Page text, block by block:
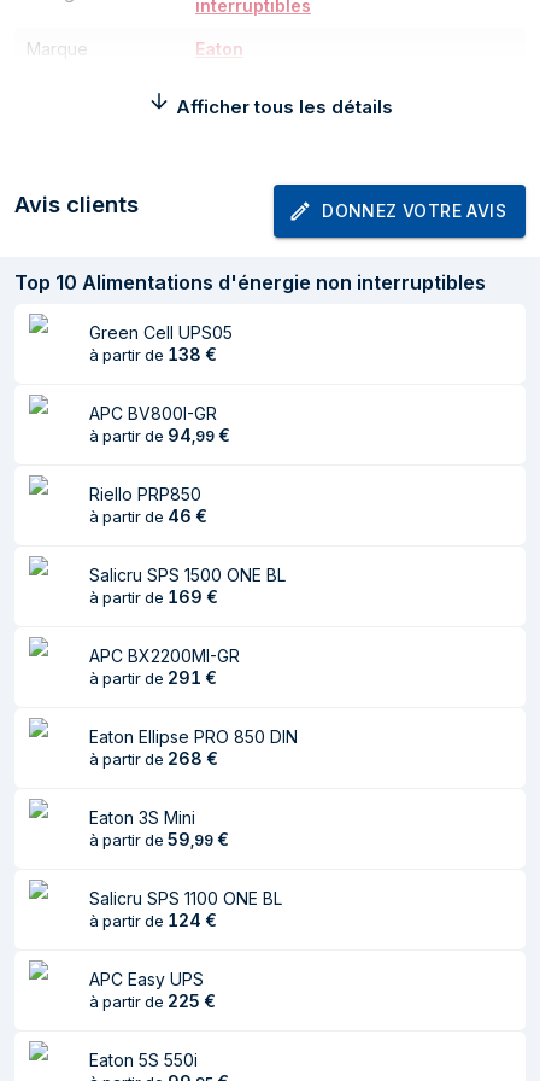
interruptibles
Marque Eaton
Poids et dimensions
Profondeur
Poids 9,3 kg
Conditions environnementales
d'opération
Types de sortie AC Coupleur C13
Nombre de prises
en sortie
Quantité de Ports
1
Batterie
Test de batterie
automatique
Format Tower
Couleur du produit
Type de
Boutons
Afficher tous les détails
Avis clients DONNEZ VOTRE AVIS
Top 10 Alimentations d'énergie non interruptibles
Green Cell UPS05
à partir de 138 €
APC BV800I-GR
à partir de 94 99 €
Riello PRP850
à partir de 46 €
Salicru SPS 1500 ONE BL
à partir de 169 €
APC BX2200MI-GR
à partir de 291 €
Eaton Ellipse PRO 850 DIN
à partir de 268 €
Eaton 3S Mini
à partir de 59 99 €
Salicru SPS 1100 ONE BL
à partir de 124 €
APC Easy UPS
à partir de 225 €
Eaton 5S 550i